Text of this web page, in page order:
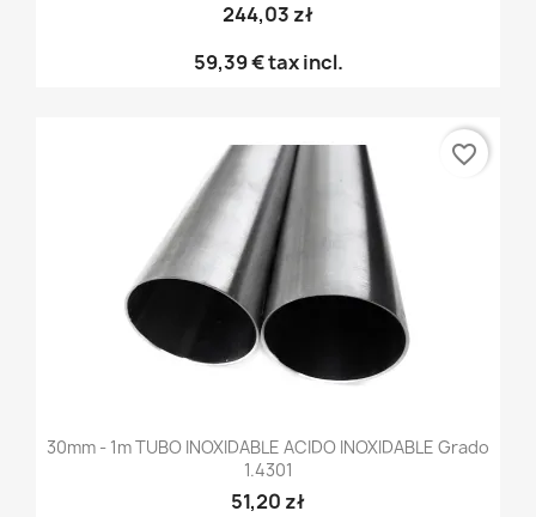
244,03 zł
59,39 €tax incl.
30mm - 1m TUBO INOXIDABLE ACIDO INOXIDABLE Grado
1.4301
51,20 zł
favorite_border